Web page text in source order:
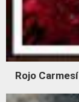
Rojo Carmesí